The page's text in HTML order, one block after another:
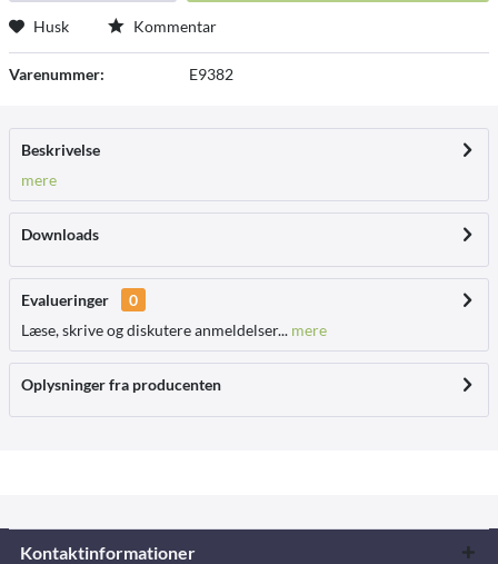
Husk Kommentar
Varenummer: E9382
Beskrivelse
mere
Downloads
Evalueringer
0
Læse, skrive og diskutere anmeldelser... mere
Oplysninger fra producenten
Kontaktinformationer